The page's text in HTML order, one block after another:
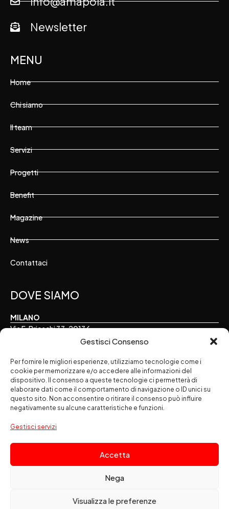
Gestisci Consenso
Per fornire le migliori esperienze, utilizziamo tecnologie come i
cookie per memorizzare e/o accedere alle informazioni del
dispositivo. Il consenso a queste tecnologie ci permetterà di
elaborare dati come il comportamento di navigazione o ID unici su
questo sito. Non acconsentire o ritirare il consenso può influire
negativamente su alcune caratteristiche e funzioni.
Gestisci servizi
Accetta
Nega
Visualizza le preferenze
Newsletter
MENU
Home
Chi siamo
Il team
Servizi
Progetti
Benefit
Magazine
News
Contattaci
DOVE SIAMO
MILANO
Via F. Brioschi 33, 20136
Via E. Perrone 16, 10122
ALESSANDRIA
Via Palermo 7, 15121
SEGUICI SUI SOCIAL
- Codice Fiscale: 02083080164 - Partita IVA: 10683390156